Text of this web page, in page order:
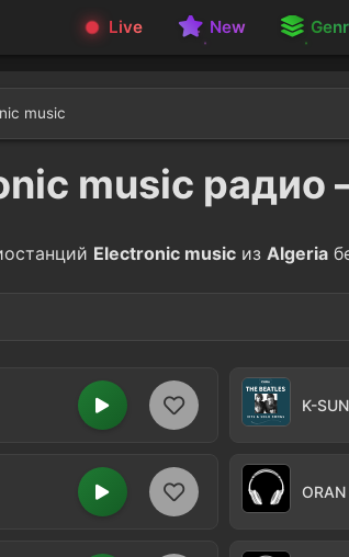
Live New
music
music радио
Electronic music из Algeria
K-
ORAN